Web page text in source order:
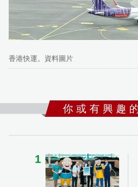
香港快運。資料圖片
你 或 有 興 趣